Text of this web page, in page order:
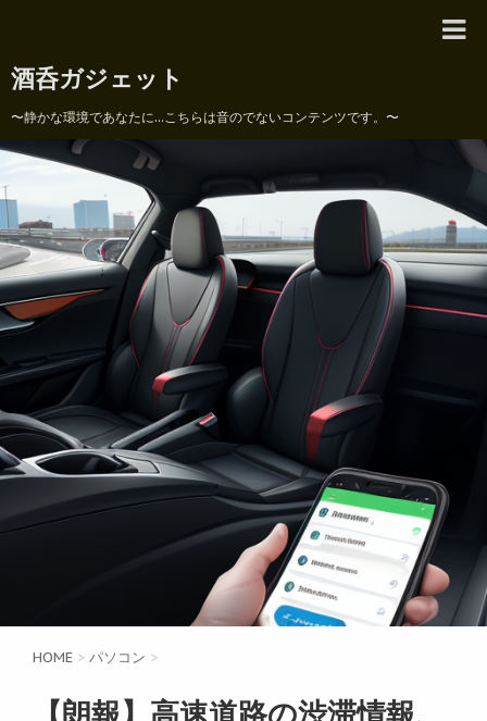
酒呑ガジェット
〜静かな環境であなたに...こちらは音のでないコンテンツです。〜
HOME > パソコン >